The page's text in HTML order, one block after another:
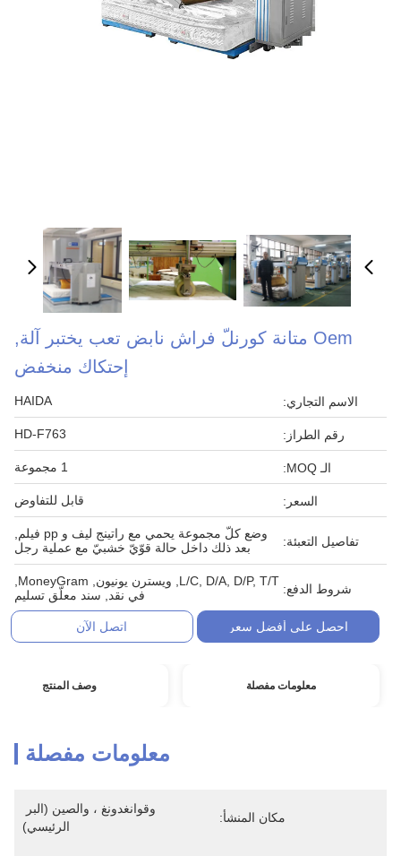
Oem متانة كورنلّ فراش نابض تعب يختبر آلة,
إحتكاك منخفض
الاسم التجاري: HAIDA
رقم الطراز: HD-F763
الـ MOQ: 1 مجموعة
السعر: قابل للتفاوض
تفاصيل التعبئة:
وضع كلّ مجموعة يحمي مع راتينج ليف و pp فيلم,
بعد ذلك داخل حالة قوّيّ خشبيّ مع عملية رجل
شروط الدفع:
في نقد, سند معلّق تسليم
احصل على أفضل سعر اتصل الآن
معلومات مفصلة وصف المنتج
معلومات مفصلة
مكان المنشأ:
الرئيسي)